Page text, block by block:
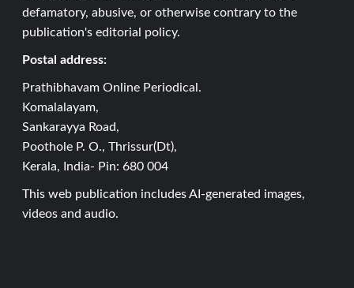
defamatory, abusive, or otherwise contrary to the
publication's editorial policy.
Postal address:
Prathibhavam Online Periodical.
Komalalayam,
Sankarayya Road,
Poothole P. O., Thrissur(Dt),
Kerala, India- Pin: 680 004
This web publication includes AI-generated images,
videos and audio.